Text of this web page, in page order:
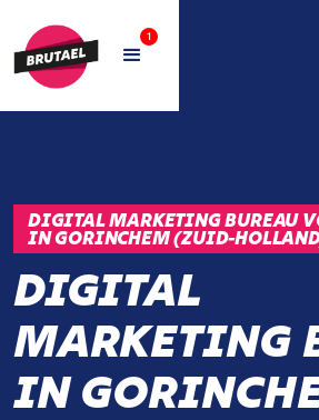
1
DIGITAL MARKETING BUREAU
IN GORINCHEM (ZUID-
DIGITAL
MARKETING
IN